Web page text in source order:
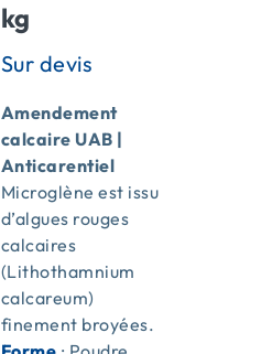
kg
Amendement
calcaire UAB |
Anticarentiel
Microglène est issu
d’algues rouges
calcaires
(Lithothamnium
calcareum)
finement broyées.